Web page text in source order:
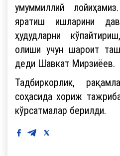
умуммиллий
яратиш ишларини
ҳудудларни
олиши учун шароит
деди Шавкат Мирзиёев.
Тадбиркорлик,
соҳасида хориж
кўрсатмалар берилди.